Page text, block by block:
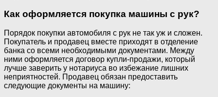
Как оформляется покупка машины с рук?
Порядок покупки автомобиля с рук не так уж и сложен.
Покупатель и продавец вместе приходят в отделение
банка со всеми необходимыми документами. Между
ними оформляется договор купли-продажи, который
лучше заверить у нотариуса во избежание лишних
неприятностей. Продавец обязан предоставить
следующие документы на машину: